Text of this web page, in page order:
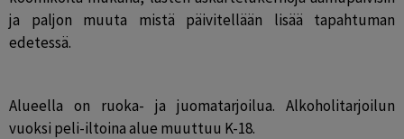
ja paljon muuta mistä päivitellään lisää tapahtuman
edetessä.
Alueella on ruoka- ja juomatarjoilua. Alkoholitarjoilun
vuoksi peli-iltoina alue muuttuu K-18.